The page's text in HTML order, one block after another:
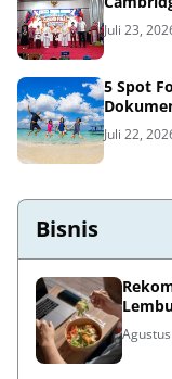
Juli 23,
5 Spot
Juli 22,
Bisnis